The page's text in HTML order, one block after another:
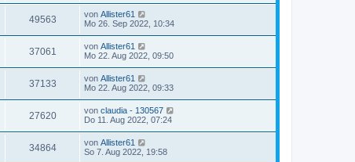
49563 von Allister61
Mo 26. Sep 2022, 10:34
37061 von Allister61
Mo 22. Aug 2022, 09:50
37133 von Allister61
Mo 22. Aug 2022, 09:33
27620 von claudia - 130567
Do 11. Aug 2022, 07:24
34864 von Allister61
So 7. Aug 2022, 19:58